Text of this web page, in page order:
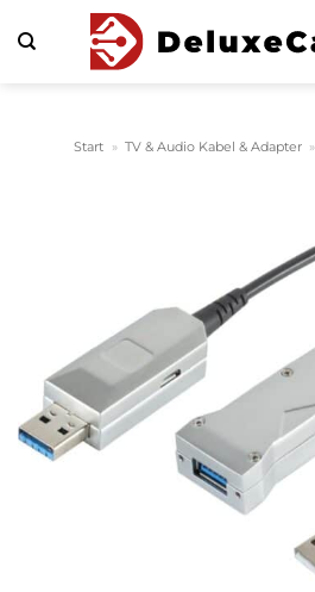
Inhalt
Start » TV & Audio Kabel & Adapter »